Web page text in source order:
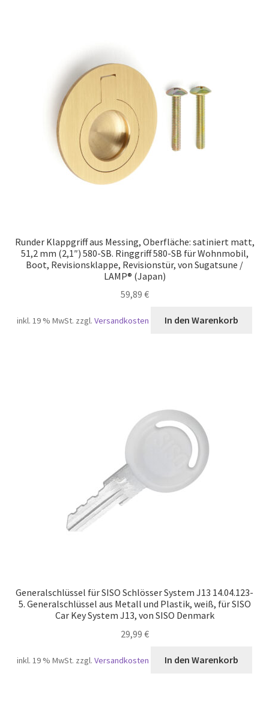
Runder Klappgriff aus Messing, Oberfläche: satiniert matt,
51,2 mm (2,1″) 580-SB. Ringgriff 580-SB für Wohnmobil,
Boot, Revisionsklappe, Revisionstür, von Sugatsune /
LAMP® (Japan)
59,89 €
inkl. 19 % MwSt. zzgl.Versandkosten In den Warenkorb
Generalschlüssel für SISO Schlösser System J13 14.04.123-
5. Generalschlüssel aus Metall und Plastik, weiß, für SISO
Car Key System J13, von SISO Denmark
29,99 €
inkl. 19 % MwSt. zzgl.Versandkosten In den Warenkorb